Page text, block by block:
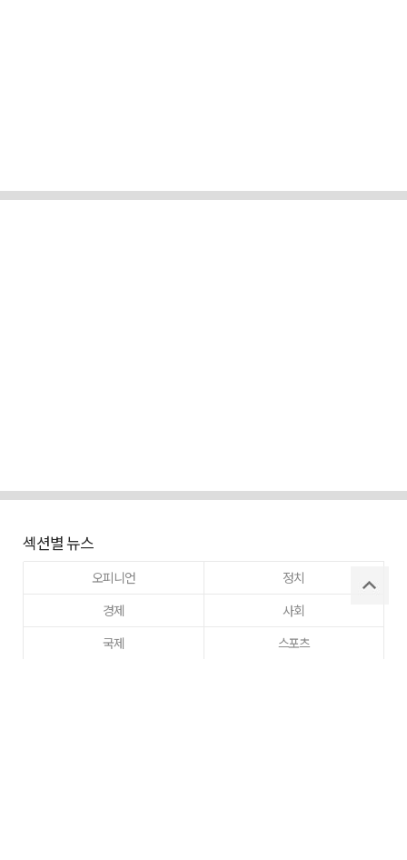
섹션별 뉴스
오피니언
정치
경제
사회
국제
스포츠